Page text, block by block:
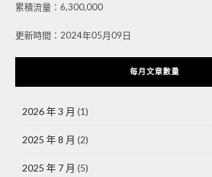
累積流量：6,300,000
更新時間：2024年05月09日
每月文章數量
2026 年 3 月 (1)
2025 年 8 月 (2)
2025 年 7 月 (5)